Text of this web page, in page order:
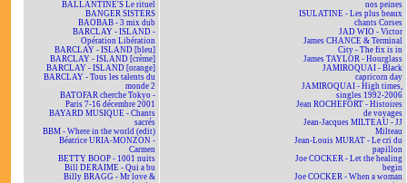
BALLANTINE'S Le rituel
BANGER SISTERS
BAOBAB - 3 mix dub
BARCLAY - ISLAND -
Opération Libération
BARCLAY - ISLAND [bleu]
BARCLAY - ISLAND [crème]
BARCLAY - ISLAND [orange]
BARCLAY - Tous les talents du
monde 2
BATOFAR cherche Tokyo -
Paris 7-16 décembre 2001
BAYARD MUSIQUE - Chants
sacrés
BBM - Where in the world (edit)
Béatrice URIA-MONZON -
Carmen
BETTY BOOP - 1001 nuits
Bill DERAIME - Qui a bu
Billy BRAGG - Mr love &
nos peines
ISULATINE - Les plus beaux
chants Corses
JAD WIO - Victor
James CHANCE & Terminal
City - The fix is in
James TAYLOR - Hourglass
JAMIROQUAI - Black
capricorn day
JAMIROQUAI - High times,
singles 1992-2006
Jean ROCHEFORT - Histoires
de voyages
Jean-Jacques MILTEAU - JJ
Milteau
Jean-Louis MURAT - Le cri du
papillon
Joe COCKER - Let the healing
begin
Joe COCKER - When a woman